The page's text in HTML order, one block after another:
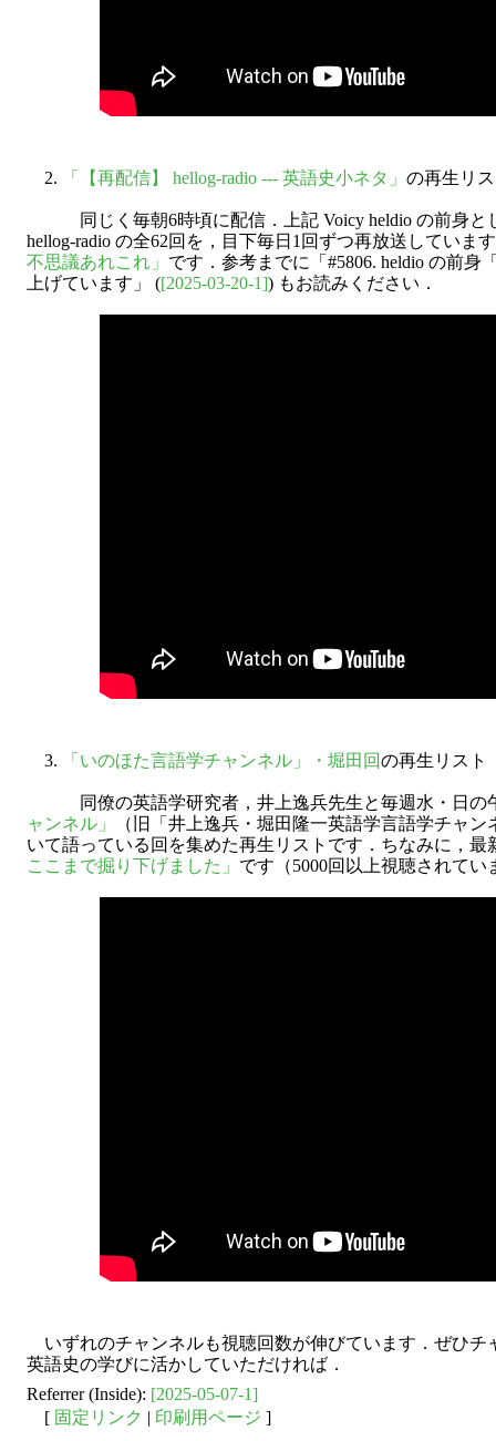
2. 「【再配信】 hellog-radio --- 英語史小ネタ」 の再生リ
同じく毎朝6時頃に配信．上記 Voicy heldio の前身と
hellog-radio の全62回を，目下毎日1回ずつ再放送していま
不思議あれこれ」 です．参考までに「#5806. heldio の前身
上げています」 ([2025-03-20-1]) もお読みください．
3. 「いのほた言語学チャンネル」・堀田回の再生リスト
同僚の英語学研究者，井上逸兵先生と毎週水・日の
ャンネル」
（旧「井上逸兵・堀田隆一英語学言語学チャ
いて語っている回を集めた再生リストです．ちなみに，最
ここまで掘り下げました」 です（5000回以上視聴されてい
いずれのチャンネルも視聴回数が伸びています．ぜひチ
英語史の学びに活かしていただければ．
Referrer (Inside): [2025-05-07-1]
[ 固定リンク | 印刷用ページ ]